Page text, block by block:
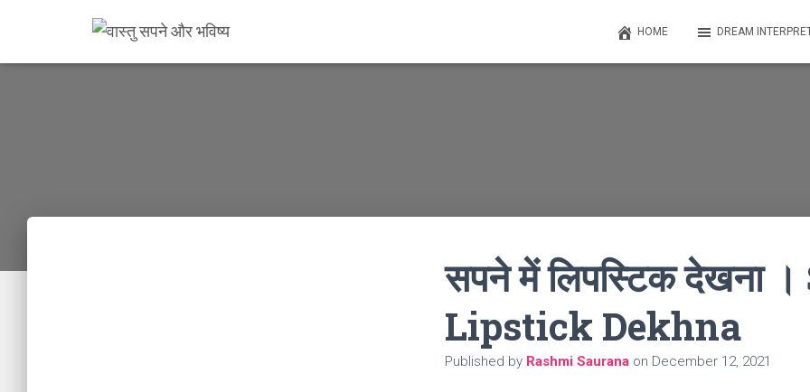
HOME DREAM
सपने में लिपस्टिक देखना
Lipstick Dekhna
Published by Rashmi Saurana on December 12, 2021